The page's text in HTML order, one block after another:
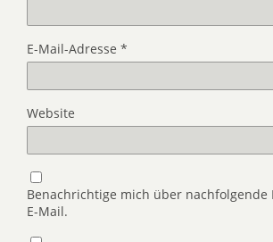
E-Mail-Adresse *
Website
Benachrichtige mich über nachfolgende
E-Mail.